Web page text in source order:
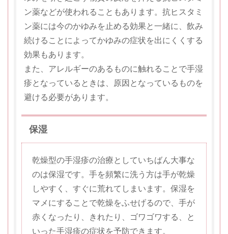
ン薬などが使われることもあります。抗ヒスタミ
ン薬には今のかゆみを止める効果と一緒に、飲み
続けることによってかゆみの症状を出にくくする
効果もあります。
また、アレルギーのあるものに触れることで手湿
疹となっているときは、原因となっているものを
避ける必要があります。
保湿
乾燥型の手湿疹の治療としていちばん大事な
のは保湿です。手を頻繁に洗う方は手が乾燥
しやすく、すぐに荒れてしまいます。保湿を
マメにすることで乾燥をふせげるので、手が
赤くなったり、きれたり、ゴワゴワする、と
いった手湿疹の症状を予防できます。